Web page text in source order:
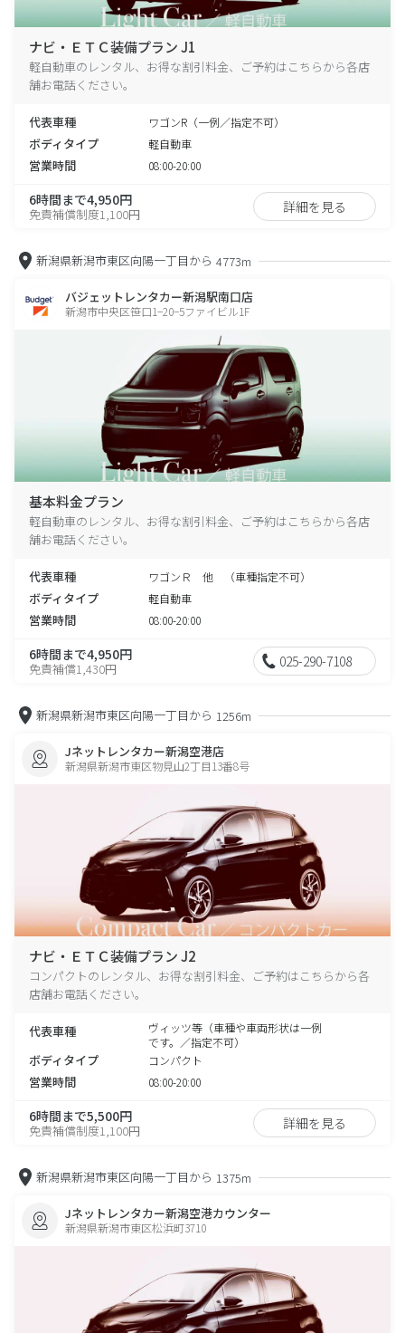
ナビ・ＥＴＣ装備プラン J1
軽自動車のレンタル、お得な割引料金、ご予約はこちらから各店
舗お電話ください。
代表車種 ワゴンR（一例／指定不可）
ボディタイプ 軽自動車
営業時間 08:00-20:00
6時間まで4,950円
免責補償制度1,100円 詳細を見る
新潟県新潟市東区向陽一丁目から 4773m
バジェットレンタカー新潟駅南口店
新潟市中央区笹口1−20−5ファイビル1F
基本料金プラン
軽自動車のレンタル、お得な割引料金、ご予約はこちらから各店
舗お電話ください。
代表車種 ワゴンＲ 他 （車種指定不可）
ボディタイプ 軽自動車
営業時間 08:00-20:00
6時間まで4,950円
免責補償1,430円 025-290-7108
新潟県新潟市東区向陽一丁目から 1256m
Jネットレンタカー新潟空港店
新潟県新潟市東区物見山2丁目13番8号
ナビ・ＥＴＣ装備プラン J2
コンパクトのレンタル、お得な割引料金、ご予約はこちらから各
店舗お電話ください。
代表車種
ヴィッツ等（車種や車両形状は一例
です。／指定不可）
ボディタイプ コンパクト
営業時間 08:00-20:00
6時間まで5,500円
免責補償制度1,100円 詳細を見る
新潟県新潟市東区向陽一丁目から 1375m
Jネットレンタカー新潟空港カウンター
新潟県新潟市東区松浜町3710